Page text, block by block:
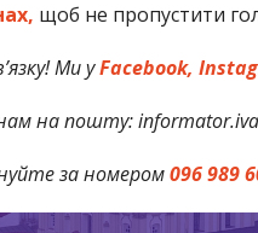
щоб не пропустити
Ми уFacebook,
на пошту:
за номером096 989